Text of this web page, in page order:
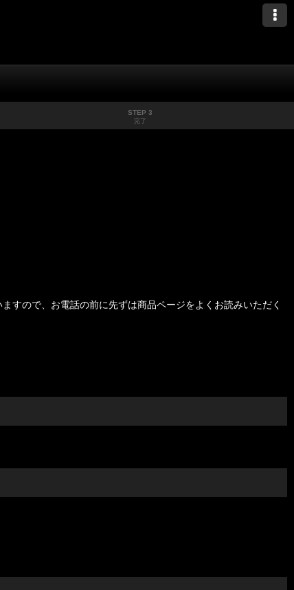
STEP 3
完了
すので、お電話の前に先ずは商品ページをよくお読みいただく